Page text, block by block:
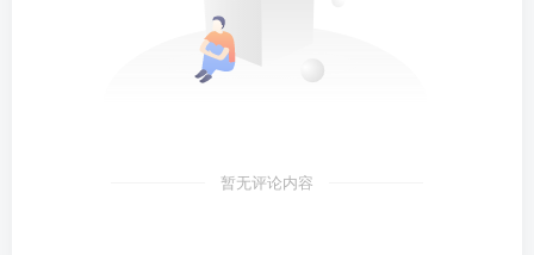
暂无评论内容